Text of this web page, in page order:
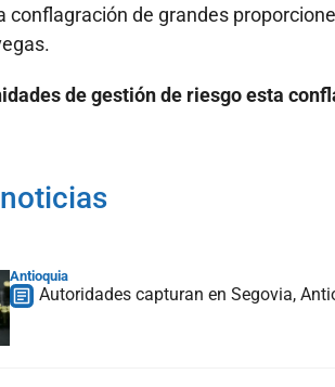
conflagración de grandes
de gestión de riesgo esta
Antioquia
Autoridades capturan en Segovia,